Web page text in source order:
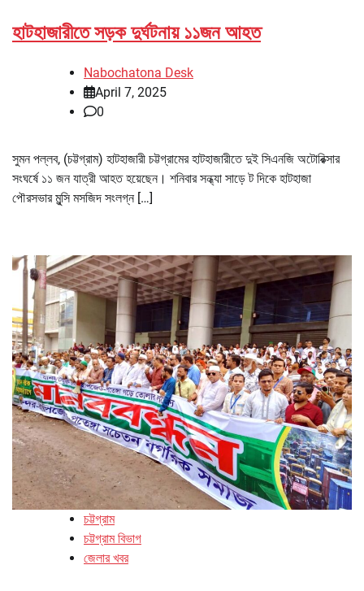
হাটহাজারীতে সড়ক দুর্ঘটনায় ১১জন আহত
Nabochatona Desk
April 7, 2025
0
সুমন পল্লব, (চট্টগ্রাম) হাটহাজারী চট্টগ্রামের হাটহাজারীতে দুই সিএনজি অটোরিক্সার
সংঘর্ষে ১১ জন যাত্রী আহত হয়েছেন। শনিবার সন্ধ্যা সাড়ে ট দিকে হাটহাজা
পৌরসভার মুন্সি মসজিদ সংলগ্ন […]
চট্টগ্রাম
চট্টগ্রাম বিভাগ
জেলার খবর